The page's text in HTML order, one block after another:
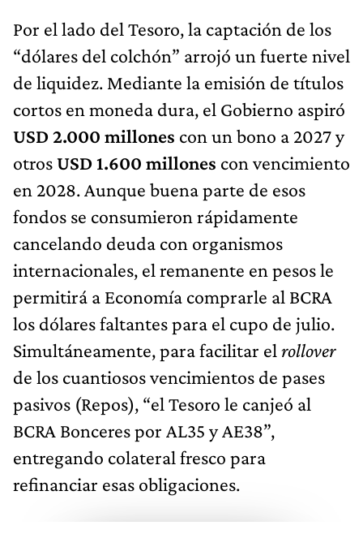
Por el lado del Tesoro, la captación de los
“dólares del colchón” arrojó un fuerte nivel
de liquidez. Mediante la emisión de títulos
cortos en moneda dura, el Gobierno aspiró
USD 2.000 millones con un bono a 2027 y
otrosUSD 1.600 millones con vencimiento
en 2028. Aunque buena parte de esos
fondos se consumieron rápidamente
cancelando deuda con organismos
internacionales, el remanente en pesos le
permitirá a Economía comprarle al BCRA
los dólares faltantes para el cupo de julio.
Simultáneamente, para facilitar el rollover
de los cuantiosos vencimientos de pases
pasivos (Repos), “el Tesoro le canjeó al
BCRA Bonceres por AL35 y AE38”,
entregando colateral fresco para
refinanciar esas obligaciones.